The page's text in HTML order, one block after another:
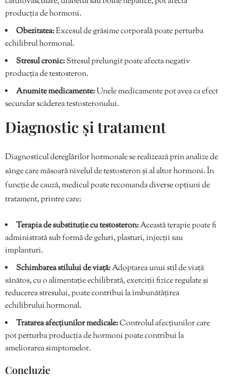
producția de hormoni.
Obezitatea:Excesul de grăsime corporală poate perturba
echilibrul hormonal.
Stresul cronic:Stresul prelungit poate afecta negativ
producția de testosteron.
Anumite medicamente:Unele medicamente pot avea ca efect
secundar scăderea testosteronului.
Diagnostic și tratament
Diagnosticul dereglărilor hormonale se realizează prin analize de
sânge care măsoară nivelul de testosteron și al altor hormoni. În
funcție de cauză, medicul poate recomanda diverse opțiuni de
tratament, printre care:
Terapia de substituție cu testosteron:Această terapie poate fi
administrată sub formă de geluri, plasturi, injecții sau
implanturi.
Schimbarea stilului de viață:Adoptarea unui stil de viață
sănătos, cu o alimentație echilibrată, exerciții fizice regulate și
reducerea stresului, poate contribui la îmbunătățirea
echilibrului hormonal.
Tratarea afecțiunilor medicale:Controlul afecțiunilor care
pot perturba producția de hormoni poate contribui la
ameliorarea simptomelor.
Concluzie